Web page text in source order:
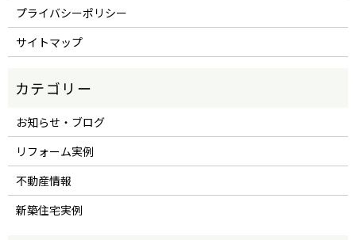
プライバシーポリシー
サイトマップ
お知らせ・ブログ
リフォーム実例
不動産情報
新築住宅実例